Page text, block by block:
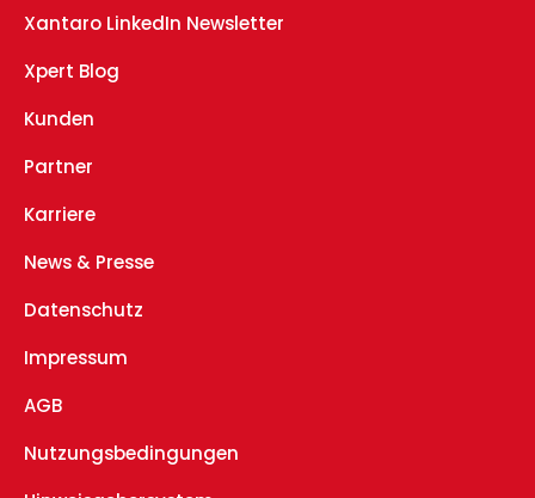
Xantaro LinkedIn Newsletter
Xpert Blog
Kunden
Partner
Karriere
News & Presse
Datenschutz
Impressum
AGB
Nutzungsbedingungen